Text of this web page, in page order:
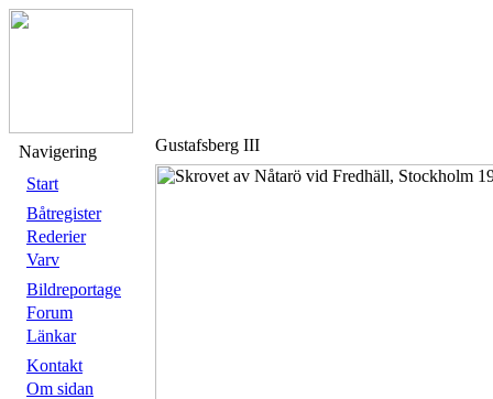
Navigering
Start
Båtregister
Rederier
Varv
Bildreportage
Forum
Länkar
Kontakt
Om sidan
Gustafsberg III